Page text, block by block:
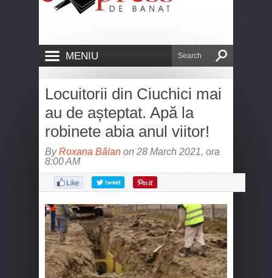
MENIU
Locuitorii din Ciuchici mai
au de așteptat. Apă la
robinete abia anul viitor!
ByRoxana Bălan on 28 March 2021, ora
8:00 AM